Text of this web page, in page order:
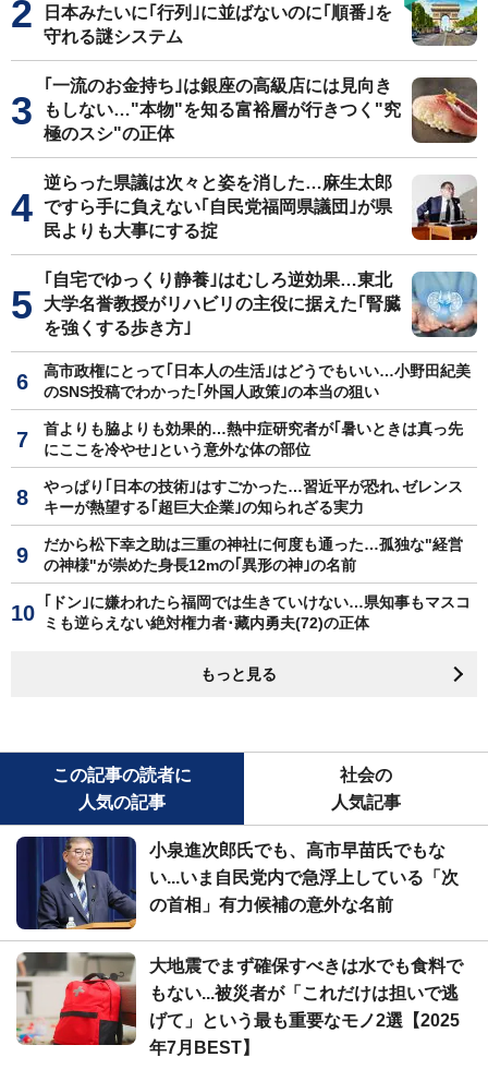
日本みたいに｢行列｣に並ばないのに｢順番｣を
守れる謎システム
｢一流のお金持ち｣は銀座の高級店には見向き
もしない…"本物"を知る富裕層が行きつく"究
極のスシ"の正体
逆らった県議は次々と姿を消した…麻生太郎
ですら手に負えない｢自民党福岡県議団｣が県
民よりも大事にする掟
｢自宅でゆっくり静養｣はむしろ逆効果…東北
大学名誉教授がリハビリの主役に据えた｢腎臓
を強くする歩き方｣
高市政権にとって｢日本人の生活｣はどうでもいい…小野田紀美
のSNS投稿でわかった｢外国人政策｣の本当の狙い
首よりも脇よりも効果的…熱中症研究者が｢暑いときは真っ先
にここを冷やせ｣という意外な体の部位
やっぱり｢日本の技術｣はすごかった…習近平が恐れ､ゼレンス
キーが熱望する｢超巨大企業｣の知られざる実力
だから松下幸之助は三重の神社に何度も通った…孤独な"経営
の神様"が崇めた身長12mの｢異形の神｣の名前
｢ドン｣に嫌われたら福岡では生きていけない…県知事もマスコ
ミも逆らえない絶対権力者･藏内勇夫(72)の正体
もっと見る
この記事の読者に
人気の記事
社会の
人気記事
小泉進次郎氏でも、高市早苗氏でもな
い...いま自民党内で急浮上している「次
の首相」有力候補の意外な名前
大地震でまず確保すべきは水でも食料で
もない...被災者が「これだけは担いで逃
げて」という最も重要なモノ2選【2025
年7月BEST】